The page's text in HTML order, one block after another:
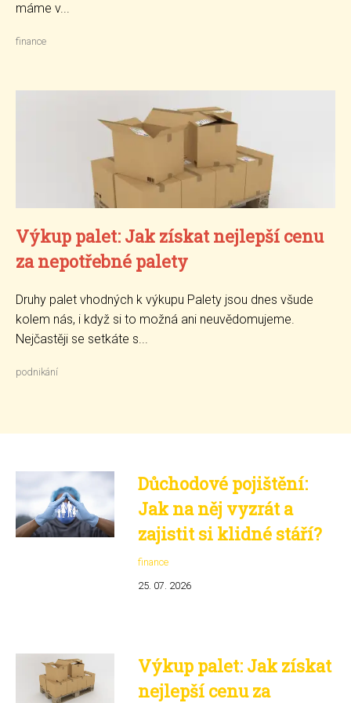
máme v...
finance
Výkup palet: Jak získat nejlepší cenu
za nepotřebné palety
Druhy palet vhodných k výkupu Palety jsou dnes všude
kolem nás, i když si to možná ani neuvědomujeme.
Nejčastěji se setkáte s...
podnikání
Důchodové pojištění:
Jak na něj vyzrát a
zajistit si klidné stáří?
finance
25. 07. 2026
Výkup palet: Jak získat
nejlepší cenu za